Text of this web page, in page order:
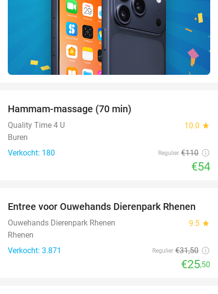
OUT
Hammam-massage (70 min)
Quality Time 4 U 10.0 star
Buren
Verkocht: 180
Regulier €110
€54
19%
Entree voor Ouwehands Dierenpark Rhenen
Ouwehands Dierenpark Rhenen 9.5 star
Rhenen
Verkocht: 3.871
Regulier €31,50
€25,50